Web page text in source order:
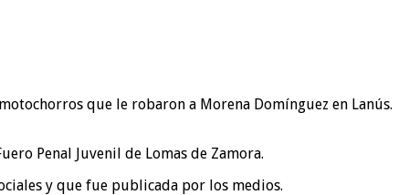
que le robaron a Morena Domínguez en Lanús.
Penal Juvenil de Lomas de Zamora.
y que fue publicada por los medios.